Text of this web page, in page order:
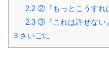
2.2②『もっとこうすれ
2.3③『これは許せない
3 さいごに